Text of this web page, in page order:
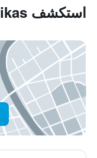
استكشف Mýtikas